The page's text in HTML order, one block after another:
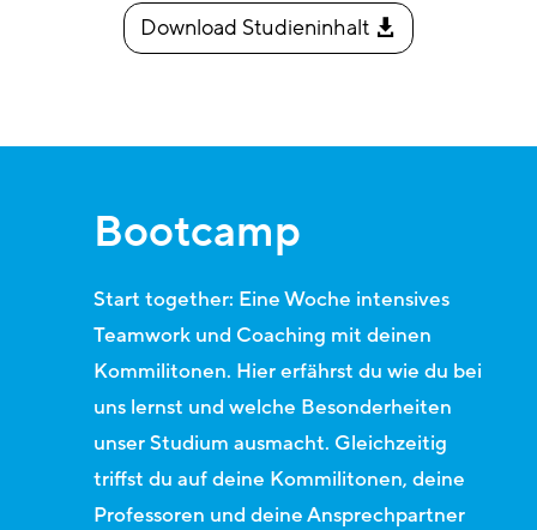
Download Studieninhalt
Bootcamp
Start together: Eine Woche intensives
Teamwork und Coaching mit deinen
Kommilitonen. Hier erfährst du wie du bei
uns lernst und welche Besonderheiten
unser Studium ausmacht. Gleichzeitig
triffst du auf deine Kommilitonen, deine
Professoren und deine Ansprechpartner